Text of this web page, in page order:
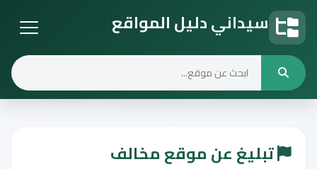
سيداني دليل المواقع
تبليغ عن موقع مخالف